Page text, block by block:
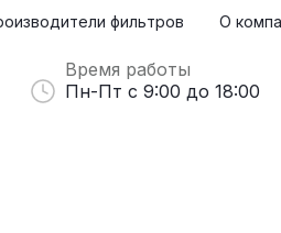
фильтров О
Время работы
Пн-Пт с 9:00 до 18:00